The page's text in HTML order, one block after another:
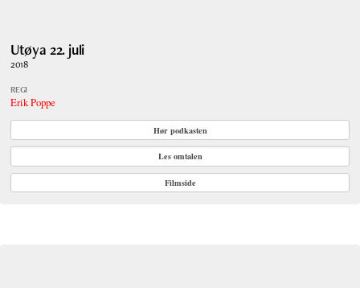
Utøya 22. juli
2018
REGI
Erik Poppe
Hør podkasten
Les omtalen
Filmside